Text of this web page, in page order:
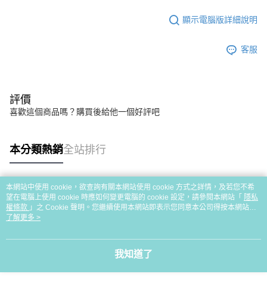
顯示電腦版詳細說明
客服
評價
喜歡這個商品嗎？購買後給他一個好評吧
本分類熱銷全站排行
熱門標籤
本網站中使用 cookie，欲查詢有關本網站使用 cookie 方式之詳情，及若您不希
望在電腦上使用 cookie 時應如何變更電腦的 cookie 設定，請參閱本網站「 隱私
權條款 」之 Cookie 聲明。您繼續使用本網站即表示您同意本公司得按本網站使
用條款之 Cookie 聲明使用 cookie。
了解更多 >
我知道了